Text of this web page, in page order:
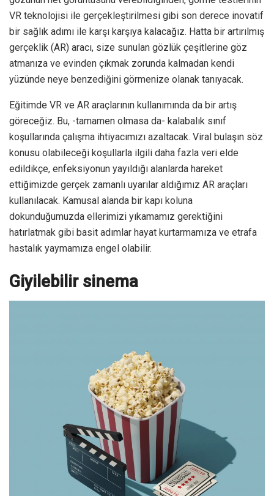
VR teknolojisi ile gerçekleştirilmesi gibi son derece inovatif
bir sağlık adımı ile karşı karşıya kalacağız. Hatta bir artırılmış
gerçeklik (AR) aracı, size sunulan gözlük çeşitlerine göz
atmanıza ve evinden çıkmak zorunda kalmadan kendi
yüzünde neye benzediğini görmenize olanak tanıyacak.
Eğitimde VR ve AR araçlarının kullanımında da bir artış
göreceğiz. Bu, -tamamen olmasa da- kalabalık sınıf
koşullarında çalışma ihtiyacımızı azaltacak. Viral bulaşın söz
konusu olabileceği koşullarla ilgili daha fazla veri elde
edildikçe, enfeksiyonun yayıldığı alanlarda hareket
ettiğimizde gerçek zamanlı uyarılar aldığımız AR araçları
kullanılacak. Kamusal alanda bir kapı koluna
dokunduğumuzda ellerimizi yıkamamız gerektiğini
hatırlatmak gibi basit adımlar hayat kurtarmamıza ve etrafa
hastalık yaymamıza engel olabilir.
Giyilebilir sinema